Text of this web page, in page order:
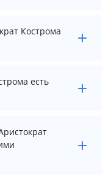
необходимо
Кострома
нет бассейна.
есть
есть
услуга